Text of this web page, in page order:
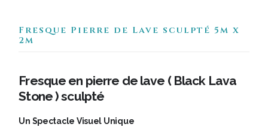
Fresque Pierre de Lave sculpté 5m x
2m
Fresque en pierre de lave ( Black Lava
Stone ) sculpté
Un Spectacle Visuel Unique